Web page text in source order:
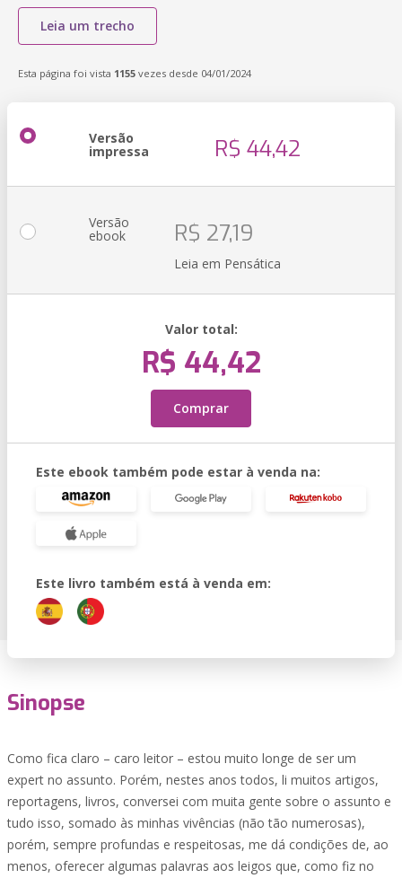
Leia um trecho
Esta página foi vista 1155 vezes desde 04/01/2024
Versão
impressa R$ 44,42
Versão
ebook R$ 27,19
Leia em Pensática
Valor total:
R$ 44,42
Comprar
Este ebook também pode estar à venda na:
Este livro também está à venda em:
Sinopse
Como fica claro – caro leitor – estou muito longe de ser um
expert no assunto. Porém, nestes anos todos, li muitos artigos,
reportagens, livros, conversei com muita gente sobre o assunto e
tudo isso, somado às minhas vivências (não tão numerosas),
porém, sempre profundas e respeitosas, me dá condições de, ao
menos, oferecer algumas palavras aos leigos que, como fiz no